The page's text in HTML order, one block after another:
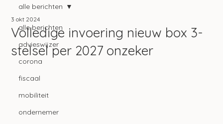
alle berichten
advieswijzer
corona
fiscaal
mobiliteit
ondernemer
alle berichten
Volledige invoering nieuw box 3-
stelsel per 2027 onzeker
3 okt 2024